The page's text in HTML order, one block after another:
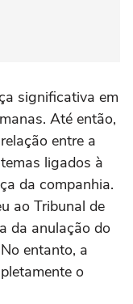
significativa em
Até então,
entre a
ligados à
da companhia.
ao Tribunal de
da anulação do
entanto, a
o